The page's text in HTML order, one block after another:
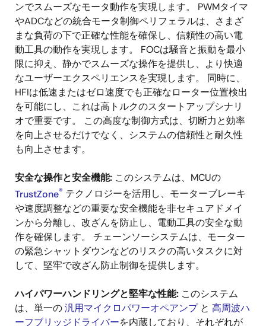
ンでスムーズなモータ動作を実現します。 PWMタイマ
やADCなどの統合モータ制御ペリフェラルは、さまざ
まな負荷の下で正確な性能を確保し、信頼性の高い電
動工具の動作を実現します。 FOCは騒音と振動を最小
限に抑え、静かでスムーズな操作を提供し、より快適
なユーザーエクスペリエンスを実現します。 同時に、
HFIは低速またはゼロ速度でも正確なローター位置検出
を可能にし、これは高トルクのスタートアップシナリ
オで重要です。 この高度な制御方式は、切断力と効率
を向上させるだけでなく、システムの信頼性と耐久性
も向上させます。
安全な操作と安全機能: このシステムは、MCUの
TrustZone® テクノロジーを活用し、モーターブレーキ
や速度調整などの重要な安全機能を非セキュアドメイ
ンから分離し、改ざんを防止し、電動工具の安全な動
作を確保します。 チェーンソーシステムは、モーター
の緊急シャットダウンなどのリスクの高いタスクに対
して、堅牢で改ざん防止制御を提供します。
ハイパワーハンドリングと堅牢な性能: このシステム
は、単一の汎用マイクロパワーオペアンプと 高周波ハ
ーフブリッジドライバーを内蔵しており、それぞれが